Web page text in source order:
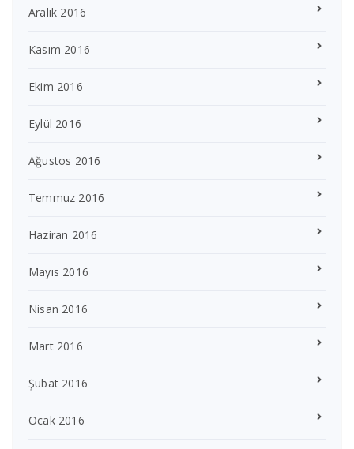
Aralık 2016
Kasım 2016
Ekim 2016
Eylül 2016
Ağustos 2016
Temmuz 2016
Haziran 2016
Mayıs 2016
Nisan 2016
Mart 2016
Şubat 2016
Ocak 2016